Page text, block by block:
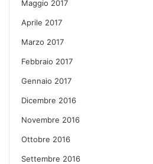
Maggio 2017
Aprile 2017
Marzo 2017
Febbraio 2017
Gennaio 2017
Dicembre 2016
Novembre 2016
Ottobre 2016
Settembre 2016